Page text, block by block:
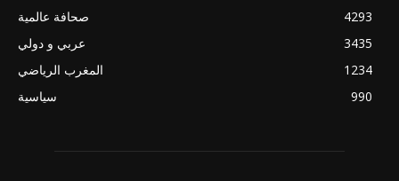
صحافة عالمية
4293
عربي و دولي
3435
المغرب الرياضي
1234
سياسية
990